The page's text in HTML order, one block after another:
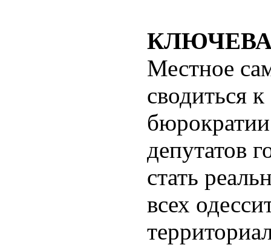
Местное
сводиться
депутатов
стать
всех